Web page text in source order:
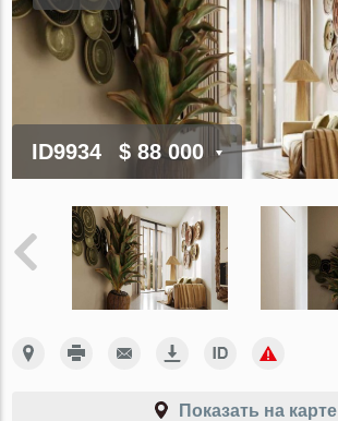
ID9934 $ 88 000
Показать на карте